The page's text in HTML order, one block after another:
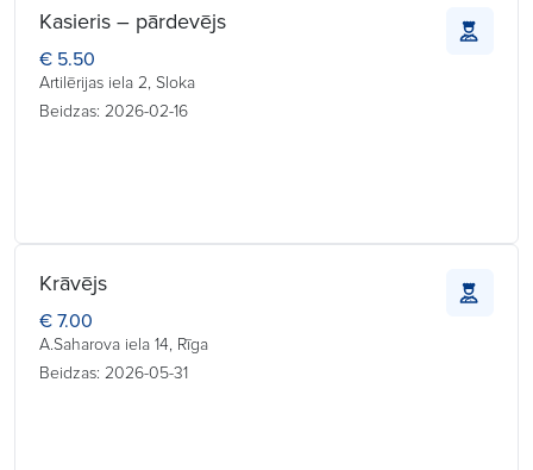
Kasieris – pārdevējs
€ 5.50
Artilērijas iela 2, Sloka
Beidzas: 2026-02-16
Krāvējs
€ 7.00
A.Saharova iela 14, Rīga
Beidzas: 2026-05-31